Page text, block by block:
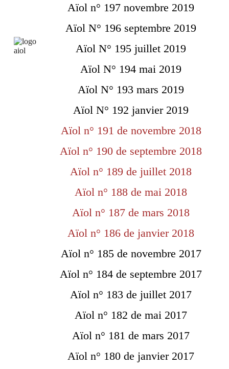
Aïol n° 197 novembre 2019
Aïol N° 196 septembre 2019
Aïol N° 195 juillet 2019
Aïol N° 194 mai 2019
Aïol N° 193 mars 2019
Aïol N° 192 janvier 2019
Aïol n° 191 de novembre 2018
Aïol n° 190 de septembre 2018
Aïol n° 189 de juillet 2018
Aïol n° 188 de mai 2018
Aïol n° 187 de mars 2018
Aïol n° 186 de janvier 2018
Aïol n° 185 de novembre 2017
Aïol n° 184 de septembre 2017
Aïol n° 183 de juillet 2017
Aïol n° 182 de mai 2017
Aïol n° 181 de mars 2017
Aïol n° 180 de janvier 2017